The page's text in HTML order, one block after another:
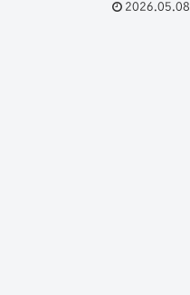
2026.05.08